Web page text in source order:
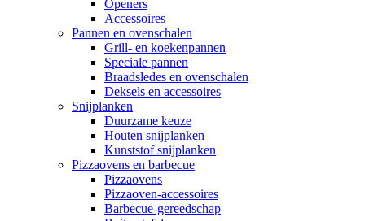
Openers
Accessoires
Pannen en ovenschalen
Grill- en koekenpannen
Speciale pannen
Braadsledes en ovenschalen
Deksels en accessoires
Snijplanken
Duurzame keuze
Houten snijplanken
Kunststof snijplanken
Pizzaovens en barbecue
Pizzaovens
Pizzaoven-accessoires
Barbecue-gereedschap